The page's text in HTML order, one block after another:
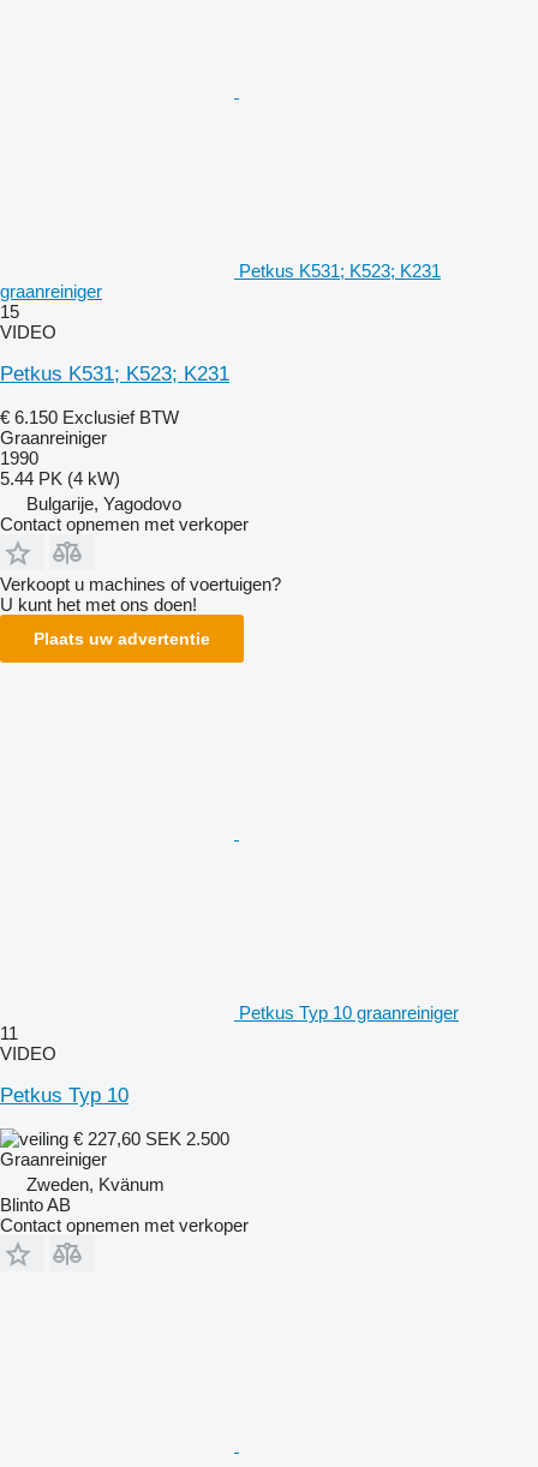
Petkus K531; K523; K231
graanreiniger
15
VIDEO
Petkus K531; K523; K231
€ 6.150 Exclusief BTW
Graanreiniger
1990
5.44 PK (4 kW)
Bulgarije, Yagodovo
Contact opnemen met verkoper
Verkoopt u machines of voertuigen?
U kunt het met ons doen!
Plaats uw advertentie
Petkus Typ 10 graanreiniger
11
VIDEO
Petkus Typ 10
€ 227,60 SEK 2.500
Graanreiniger
Zweden, Kvänum
Blinto AB
Contact opnemen met verkoper